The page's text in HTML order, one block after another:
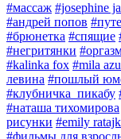
#массаж #josephine
#андрей попов
#брюнетка #спящие
#негритянки
#kalinka fox #mila
левина #пошлый
#клубничка_пикабу
#наташа тихомирова
рисунки #emily